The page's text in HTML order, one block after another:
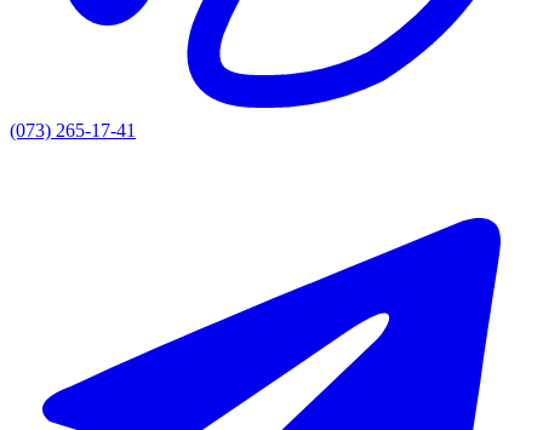
(073) 265-17-41